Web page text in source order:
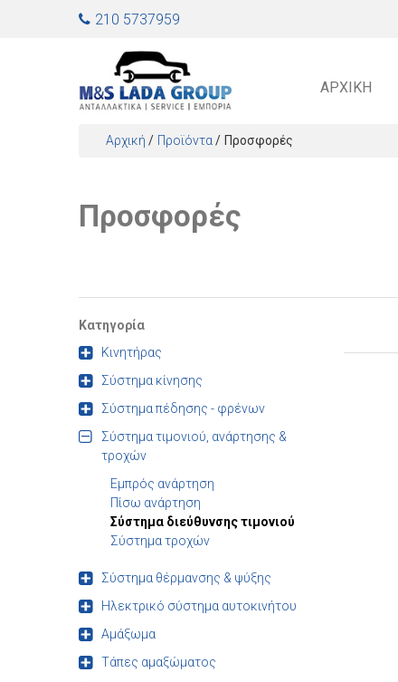
Jump to navigation210 5737959
ΑΡΧΙΚΉ
Είστε εδώ
Αρχική / Προϊόντα / Προσφορές
Προσφορές
Κατηγορία
Κινητήρας
Σύστημα κίνησης
Σύστημα πέδησης - φρένων
Σύστημα τιμονιού, ανάρτησης &
τροχών
Εμπρός ανάρτηση
Πίσω ανάρτηση
Σύστημα διεύθυνσης τιμονιού
Σύστημα τροχών
Σύστημα θέρμανσης & ψύξης
Ηλεκτρικό σύστημα αυτοκινήτου
Αμάξωμα
Τάπες αμαξώματος